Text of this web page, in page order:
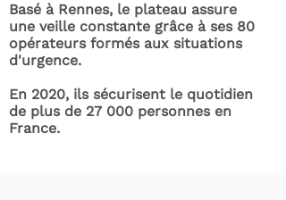
Basé à Rennes, le plateau assure
une veille constante grâce à ses 80
opérateurs formés aux situations
d'urgence.
En 2020, ils sécurisent le quotidien
de plus de 27 000 personnes en
France.